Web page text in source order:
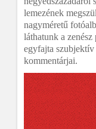
lemezének
nagyméretű
láthatunk a
egyfajta
kommentárjai.